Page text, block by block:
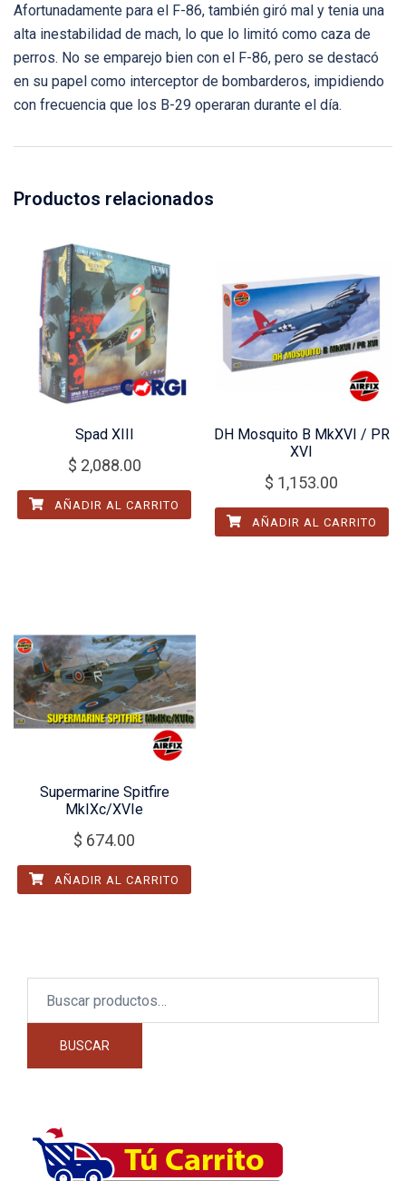
Afortunadamente para el F-86, también giró mal y tenia una
alta inestabilidad de mach, lo que lo limitó como caza de
perros. No se emparejo bien con el F-86, pero se destacó
en su papel como interceptor de bombarderos, impidiendo
con frecuencia que los B-29 operaran durante el día.
Productos relacionados
Spad XIII
$ 2,088.00
AÑADIR AL CARRITO
DH Mosquito B MkXVI / PR
XVI
$ 1,153.00
AÑADIR AL CARRITO
Supermarine Spitfire
MkIXc/XVIe
$ 674.00
AÑADIR AL CARRITO
BUSCAR